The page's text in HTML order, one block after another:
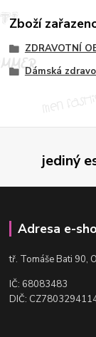
Zboží
ZDRAVOTNÍ
Dámská
jediný
Adresa e-
tř. Tomáše Bati 90,
IČ: 68083483
DIČ: